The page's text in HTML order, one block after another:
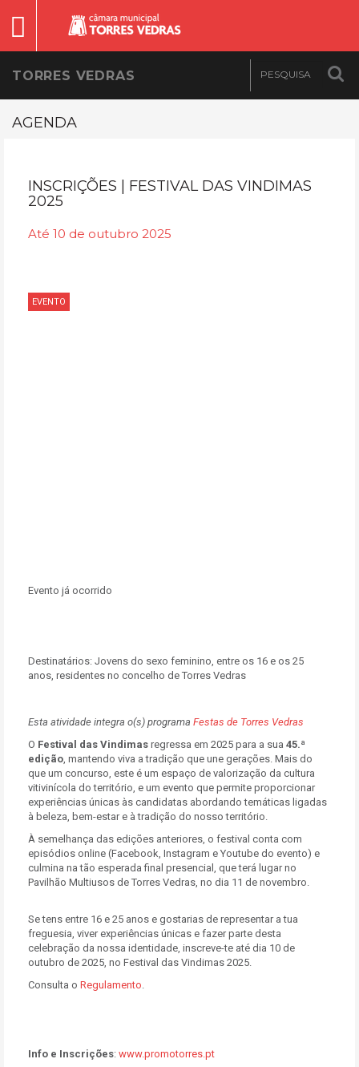
TORRES VEDRAS
AGENDA
INSCRIÇÕES | FESTIVAL DAS VINDIMAS
2025
Até 10 de outubro 2025
EVENTO
Evento já ocorrido
Destinatários: Jovens do sexo feminino, entre os 16 e os 25
anos, residentes no concelho de Torres Vedras
Esta atividade integra o(s) programa Festas de Torres Vedras
O Festival das Vindimas regressa em 2025 para a sua 45.ª
edição, mantendo viva a tradição que une gerações. Mais do
que um concurso, este é um espaço de valorização da cultura
vitivinícola do território, e um evento que permite proporcionar
experiências únicas às candidatas abordando temáticas ligadas
à beleza, bem-estar e à tradição do nosso território.
À semelhança das edições anteriores, o festival conta com
episódios online (Facebook, Instagram e Youtube do evento) e
culmina na tão esperada final presencial, que terá lugar no
Pavilhão Multiusos de Torres Vedras, no dia 11 de novembro.
Se tens entre 16 e 25 anos e gostarias de representar a tua
freguesia, viver experiências únicas e fazer parte desta
celebração da nossa identidade, inscreve-te até dia 10 de
outubro de 2025, no Festival das Vindimas 2025.
Consulta o Regulamento.
Info e Inscrições: www.promotorres.pt